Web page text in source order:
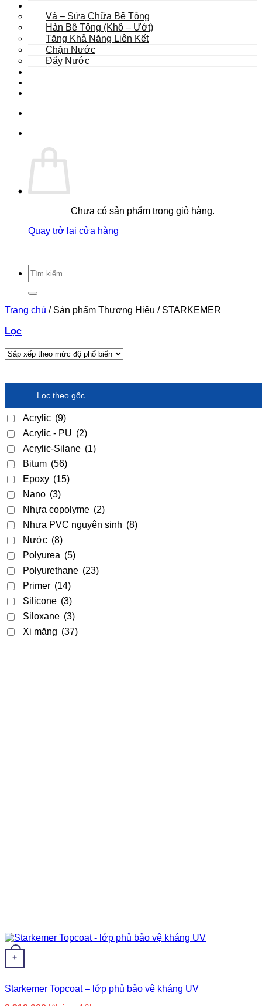
Vá – Sửa Chữa Bê Tông
Hàn Bê Tông (Khô – Ướt)
Tăng Khả Năng Liên Kết
Chặn Nước
Đẩy Nước
Chưa có sản phẩm trong giỏ hàng.
Quay trở lại cửa hàng
Tìm
kiếm:
Trang chủ /Sản phẩm Thương Hiệu /STARKEMER
Lọc
Lọc theo gốc
Acrylic (9)
Acrylic - PU (2)
Acrylic-Silane (1)
Bitum (56)
Epoxy (15)
Nano (3)
Nhựa copolyme (2)
Nhựa PVC nguyên sinh (8)
Nước (8)
Polyurea (5)
Polyurethane (23)
Primer (14)
Silicone (3)
Siloxane (3)
Xi măng (37)
Xi măng(37)
+
Starkemer Topcoat – lớp phủ bảo vệ kháng UV